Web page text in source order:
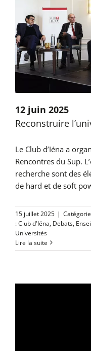
12 juin 2025
Reconstruire
Le Club d’Iéna a
Rencontres du Sup.
recherche sont des
de hard et de soft
15 juillet 2025 |
:Club d'Iéna, Debats,
Universités
Lire la suite